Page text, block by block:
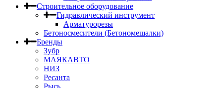
Строительное оборудование
Гидравлический инструмент
Арматурорезы
Бетоносмесители (Бетономешалки)
Бренды
Зубр
МАЯКАВТО
НИЗ
Ресанта
Рысь